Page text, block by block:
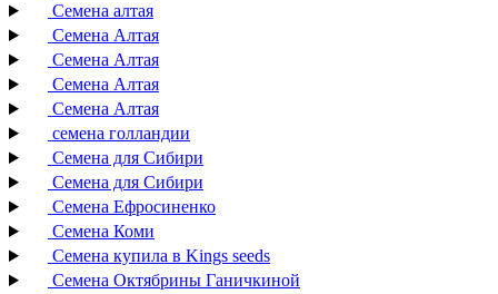
Семена алтая
Семена Алтая
Семена Алтая
Семена Алтая
Семена Алтая
семена голландии
Семена для Сибири
Семена для Сибири
Семена Ефросиненко
Семена Коми
Семена купила в Kings seeds
Семена Октябрины Ганичкиной